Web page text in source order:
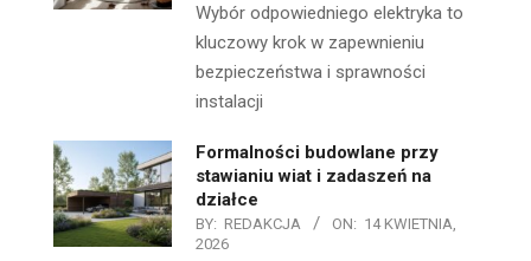
Wybór odpowiedniego elektryka to
kluczowy krok w zapewnieniu
bezpieczeństwa i sprawności
instalacji
Formalności budowlane przy
stawianiu wiat i zadaszeń na
działce
BY: REDAKCJA ON: 14 KWIETNIA,
2026